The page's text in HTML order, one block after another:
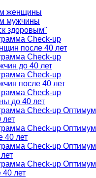
женщины
мужчины
здоровым"
Check-up
после 40 лет
Check-up
до 40 лет
Check-up
после 40 лет
Check-up
до 40 лет
Check-up Оптимум
Check-up Оптимум
40 лет
Check-up Оптимум
Check-up Оптимум
40 лет